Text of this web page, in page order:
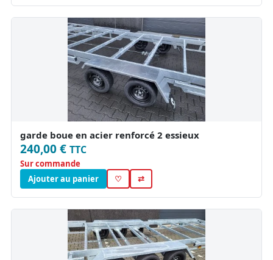
garde boue en acier renforcé 2 essieux
240,00 € TTC
Sur commande
Ajouter au panier
♡ ⇄